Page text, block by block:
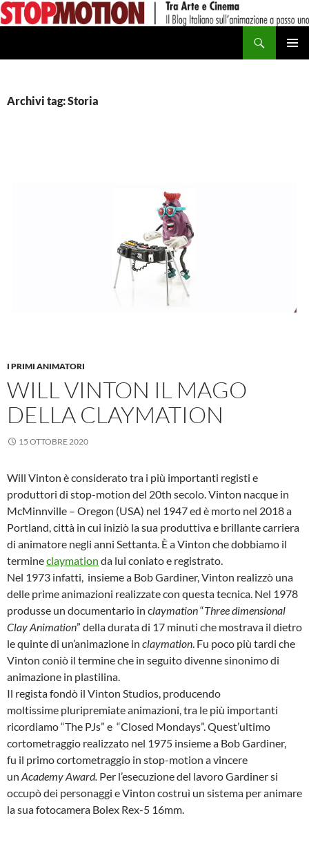
Vai
al
Archivi tag: Storia
I PRIMI ANIMATORI
WILL VINTON IL MAGO
DELLA CLAYMATION
15 OTTOBRE 2020
Will Vinton è considerato tra i più importanti registi e
produttori di stop-motion del 20th secolo. Vinton nacque in
McMinnville – Oregon (USA) nel 1947 ed è morto nel 2018 a
Portland, città in cui iniziò la sua produttiva e brillante carriera
di animatore negli anni Settanta. È a Vinton che dobbiamo il
termineclaymation da lui coniato e registrato.
Nel 1973 infatti, insieme a Bob Gardiner, Vinton realizzò una
delle prime animazioni realizzate con questa tecnica. Nel 1978
produsse un documentario in claymation“Three dimensional
Clay Animation” della durata di 17 minuti che mostrava il dietro
le quinte di un’animazione in claymation. Fu poco più tardi che
Vinton coniò il termine che in seguito divenne sinonimo di
animazione in plastilina.
Il regista fondò il Vinton Studios, producendo
moltissime pluripremiate animazioni, tra le più importanti
ricordiamo “The PJs” e “Closed Mondays”. Quest’ultimo
cortometraggio realizzato nel 1975 insieme a Bob Gardiner,
fu il primo cortometraggio in stop-motion a vincere
un Academy Award. Per l’esecuzione del lavoro Gardiner si
occupò dei personaggi e Vinton costruì un sistema per animare
la sua fotocamera Bolex Rex-5 16mm.